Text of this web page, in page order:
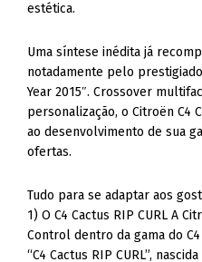
estética.
Uma síntese inédita já
notadamente pelo
Year 2015″. Crossover
personalização, o Citroën C4
ao desenvolvimento de sua
ofertas.
Tudo para se adaptar aos
1) O C4 Cactus RIP CURL A
Control dentro da gama do
“C4 Cactus RIP CURL”,